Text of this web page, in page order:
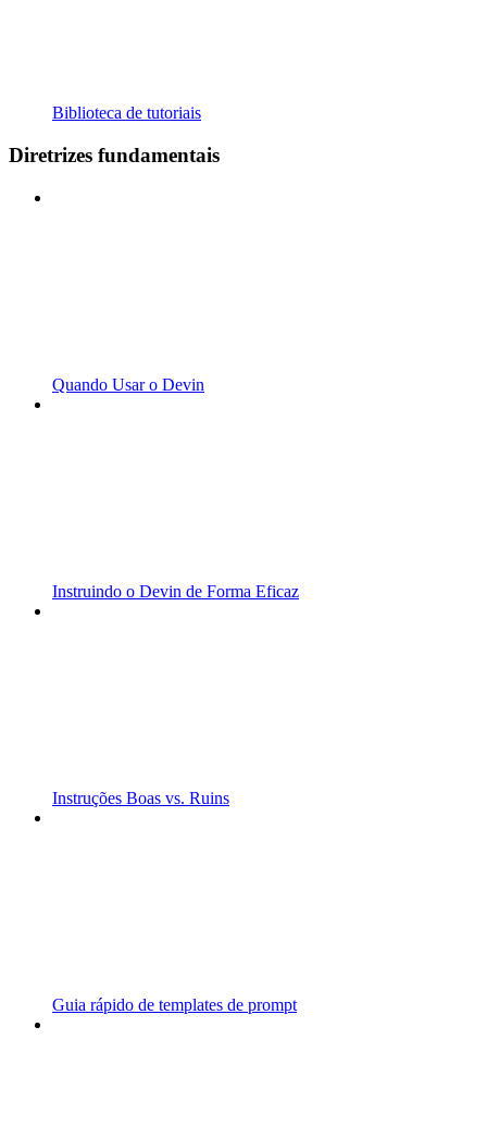
Biblioteca de tutoriais
Diretrizes fundamentais
Quando Usar o Devin
Instruindo o Devin de Forma Eficaz
Instruções Boas vs. Ruins
Guia rápido de templates de prompt